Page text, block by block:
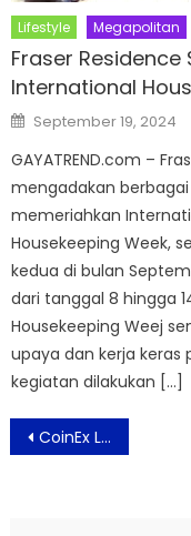
Lifestyle Megapolitan
Fraser
International
Posted
on
September 19, 2024
GAYATREND.com –
mengadakan
memeriahkan
Housekeeping Week,
kedua di bulan
dari tanggal 8 hingga
Housekeeping Weej
upaya dan kerja keras
kegiatan dilakukan […]
Post
navigation
CoinEx Luncurkan BitHK, Layanan Perdagangan Kripto di Hong Kong